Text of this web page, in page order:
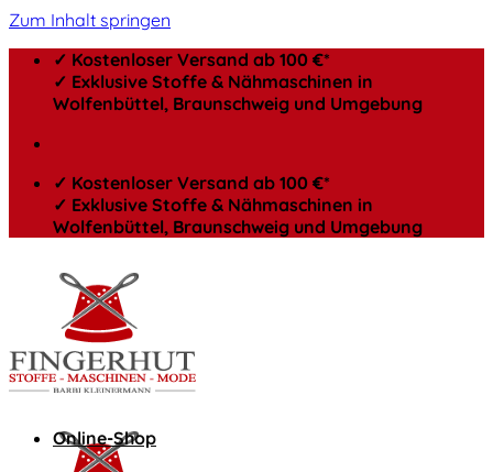
Zum Inhalt springen
✓ Kostenloser Versand ab 100 €*
✓ Exklusive Stoffe & Nähmaschinen in
Wolfenbüttel, Braunschweig und Umgebung
✓ Kostenloser Versand ab 100 €*
✓ Exklusive Stoffe & Nähmaschinen in
Wolfenbüttel, Braunschweig und Umgebung
Online-Shop